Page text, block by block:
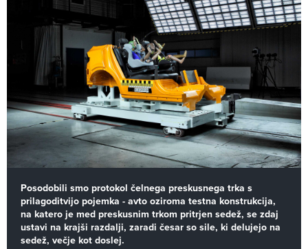
Posodobili smo protokol čelnega preskusnega trka s
prilagoditvijo pojemka - avto oziroma testna konstrukcija,
na katero je med preskusnim trkom pritrjen sedež, se zdaj
ustavi na krajši razdalji, zaradi česar so sile, ki delujejo na
sedež, večje kot doslej.